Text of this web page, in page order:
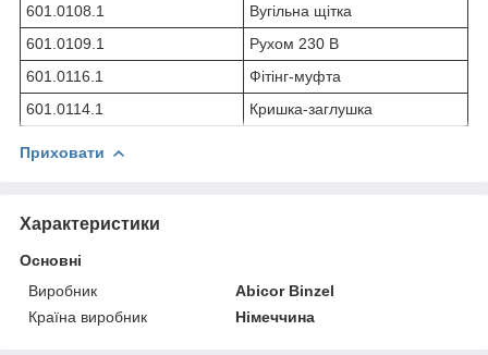
601.0108.1
Вугільна щітка
601.0109.1
Рухом 230 В
601.0116.1
Фітінг-муфта
601.0114.1
Кришка-заглушка
Приховати
Характеристики
Основні
Виробник
Abicor Binzel
Країна виробник
Німеччина